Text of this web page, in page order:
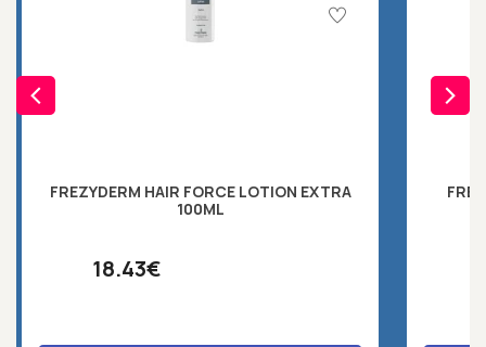
FREZYDERM HAIR FORCE LOTION EXTRA
100ML
18.43€